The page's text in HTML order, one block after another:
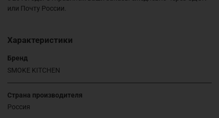
или Почту России.
Характеристики
Бренд
SMOKE KITCHEN
Страна производителя
Россия